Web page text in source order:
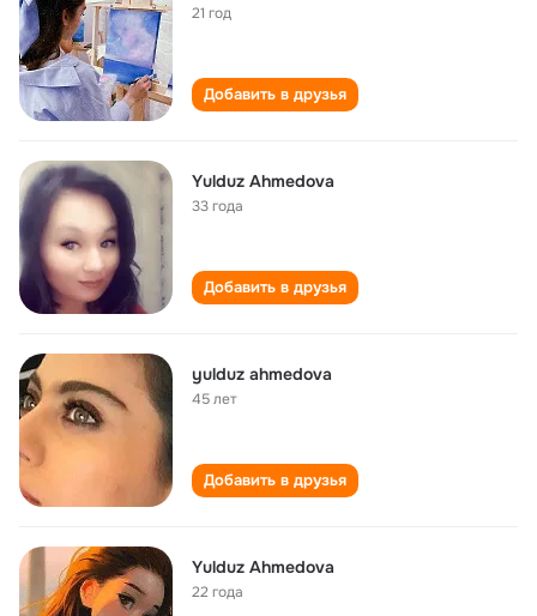
21 год
Добавить в друзья
Yulduz Ahmedova
33 года
Добавить в друзья
yulduz ahmedova
45 лет
Добавить в друзья
Yulduz Ahmedova
22 года